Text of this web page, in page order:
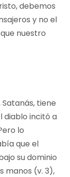
debemos
y no el
nuestro
Satanás, tiene
diablo incitó a
lo
que el
su dominio
manos (v. 3),